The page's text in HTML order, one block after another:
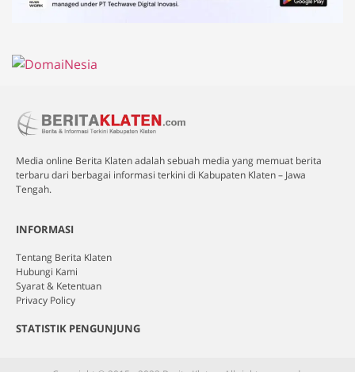
Media online Berita Klaten adalah sebuah media yang memuat berita
terbaru dari berbagai informasi terkini di Kabupaten Klaten – Jawa
Tengah.
INFORMASI
Tentang Berita Klaten
Hubungi Kami
Syarat & Ketentuan
Privacy Policy
STATISTIK PENGUNJUNG